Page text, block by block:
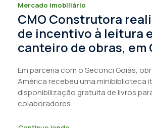
Mercado imobiliário
CMO Construtora
de incentivo à leitura
canteiro de obras, em
Em parceria com o Seconci Goiás,
América recebeu uma minibiblioteca
disponibilização gratuita de livros
colaboradores